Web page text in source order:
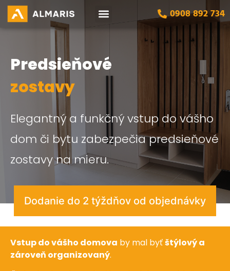
0908 892 734
Predsieňové
zostavy
Elegantný a funkčný vstup do vášho
dom či bytu zabezpečia predsieňové
zostavy na mieru.
Dodanie do 2 týždňov od objednávky
Vstup do vášho domova by mal byťštýlový a
zároveň organizovaný.